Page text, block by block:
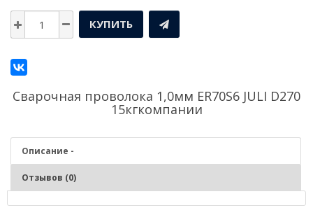
КУПИТЬ
Сварочная проволока 1,0мм ER70S6 JULI D270
15кгкомпании
Описание -
Отзывов (0)